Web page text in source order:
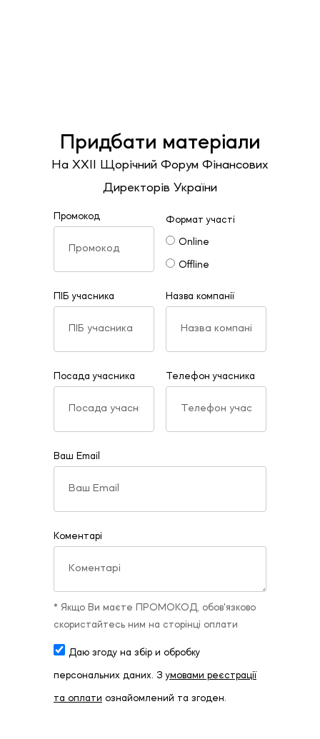
Придбати матеріали
На ХХII Щорічний Форум Фінансових
Директорів України
Промокод Формат участі
Online
Offline
ПІБ учасника Назва компанії
Посада учасника Телефон учасника
Ваш Email
Коментарі
* Якщо Ви маєте ПРОМОКОД, обов'язково
скористайтесь ним на сторінці оплати
Даю згоду на збір и обробку
персональних даних. Зумовами реєстрації
та оплати ознайомлений та згоден.